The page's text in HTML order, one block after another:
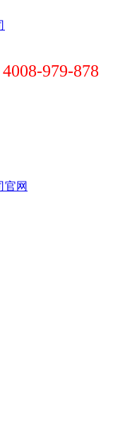
979-878